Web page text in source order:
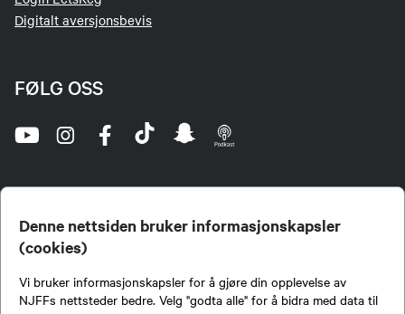
Denne nettsiden bruker informasjonskapsler
(cookies)
Vi bruker informasjonskapsler for å gjøre din opplevelse av
NJFFs nettsteder bedre. Velg "godta alle" for å bidra med data til
Digitalt aversjonsbevis
FØLG OSS
jegere og sportsfiskere og et av de viktigste miljøene for formidling av kunnskap om jakt og
fiske i Norge. Vi er en partipolitisk nøytral organisasjon, men har et sterkt jakt-, fiske-, og